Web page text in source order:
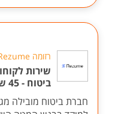
רזומה Rezume כח אדם והשמה
שירות
ביטוח - 45 ש"ח לשעה ללא שישי!
חברת ביטוח מובילה